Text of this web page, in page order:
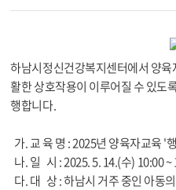
하남시정신건강복지센터에서 양
활한 상호작용이 이루어질 수 있도
행합니다.
가. 교 육 명 : 2025년 양육자교육 '
나. 일 시 : 2025. 5. 14.(수) 10:00 ~
다. 대 상 : 하남시 거주 중인 아동